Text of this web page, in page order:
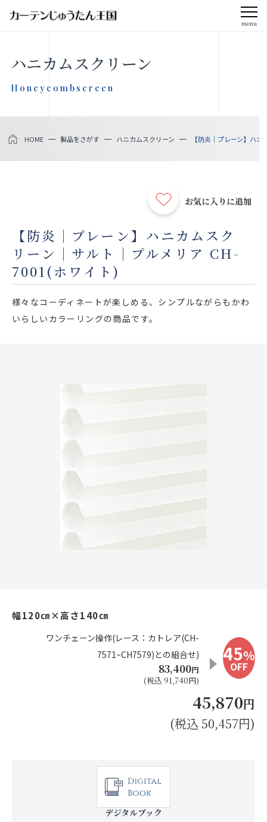
menu
お知らせ
製品をさがす
店舗をさがす
私たちのこだわり
お気に入りリスト
お見積り来店予約はこちら
ハニカムスクリーン
Honeycombscreen
HOME 製品をさがす ハニカムスクリーン 【防炎｜プレーン】ハ
お気に入りに追加
【防炎｜プレーン】ハニカムスク
リーン｜サルト｜プルメリア CH-
7001(ホワイト)
様々なコーディネートが楽しめる、シンプルながらもかわ
いらしいカラーリングの商品です。
幅120㎝×高さ140㎝
ワンチェーン操作(レース：カトレア(CH-
7571~CH7579)との組合せ)
83,400円
(税込 91,740円)
45%
OFF
45,870円
(税込 50,457円)
デジタルブック